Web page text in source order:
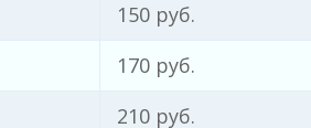
150 руб.
170 руб.
210 руб.